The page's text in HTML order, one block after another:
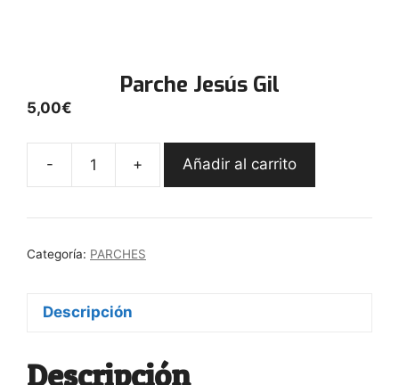
Parche Jesús Gil
5,00€
-
Parche
Gil
+ Añadir al carrito
Categoría: PARCHES
Descripción
Descripción